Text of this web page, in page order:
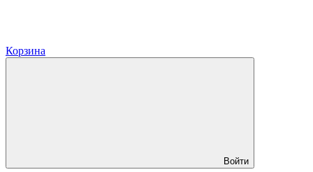
Корзина
Войти